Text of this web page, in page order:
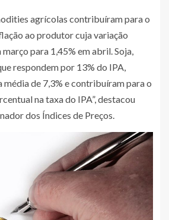
agrícolas contribuíram para o
ao produtor cuja variação
março para 1,45% em abril. Soja,
respondem por 13% do IPA,
média de 7,3% e contribuíram para o
na taxa do IPA”, destacou
dos Índices de Preços.